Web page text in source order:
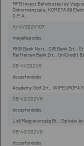
MFB Invest Befektetési és
Önkormányzata, KOMETA 99
S.P.A.
Vj-41/2021/107
MKB Bank Nyrt., CIB Bank Zrt.,
Raiffeisen Bank Zrt., UniCredit
megállapodás
ÖB-41/2021/8
Academy Golf Zrt., WIPEUROPA
összefonódás
ÖB-42/2021/6
Lidl Magyarország Bt., Szilvási
összefonódás
ÖB-43/2021/6
összefonódás